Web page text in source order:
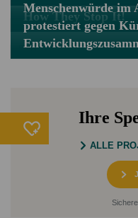
How They Stop It!
Menschenwürde im
protestiert gegen
Ihre
ALLE